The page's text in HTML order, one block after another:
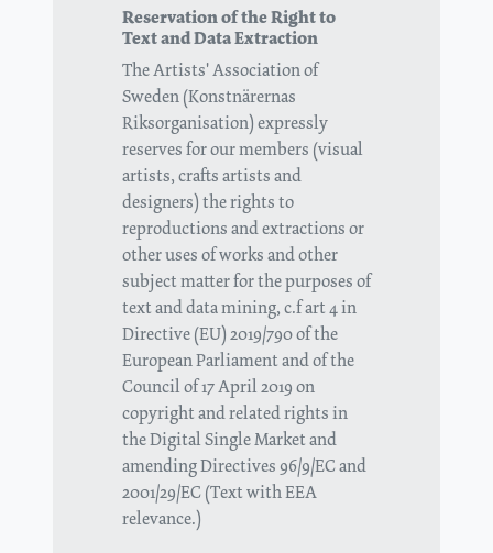
Reservation of the Right to
Text and Data Extraction
The Artists' Association of
Sweden (Konstnärernas
Riksorganisation) expressly
reserves for our members (visual
artists, crafts artists and
designers) the rights to
reproductions and extractions or
other uses of works and other
subject matter for the purposes of
text and data mining, c.f art 4 in
Directive (EU) 2019/790 of the
European Parliament and of the
Council of 17 April 2019 on
copyright and related rights in
the Digital Single Market and
amending Directives 96/9/EC and
2001/29/EC (Text with EEA
relevance.)